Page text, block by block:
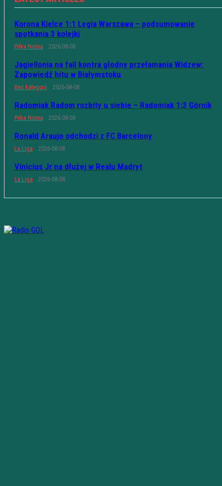
Korona Kielce 1:1 Legia Warszawa – podsumowanie
spotkania 3 kolejki
Piłka Nożna 2026-08-08
Jagiellonia na fali kontra głodny przełamania Widzew:
Zapowiedź hitu w Białymstoku
Bez kategorii 2026-08-08
Radomiak Radom rozbity u siebie – Radomiak 1:3 Górnik
Piłka Nożna 2026-08-08
Ronald Araujo odchodzi z FC Barcelony
La Liga 2026-08-08
Vinicius Jr na dłużej w Realu Madryt
La Liga 2026-08-08